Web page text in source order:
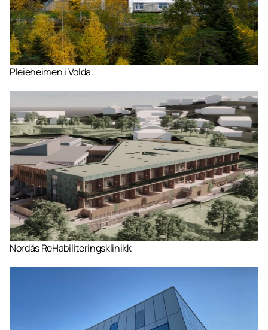
Pleieheimen i Volda
Nordås ReHabiliteringsklinikk